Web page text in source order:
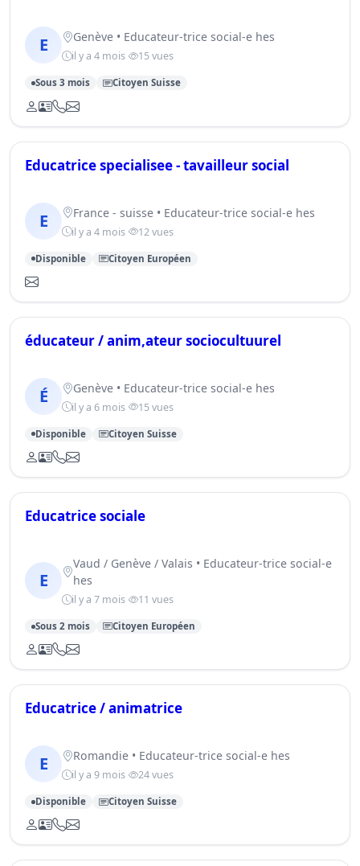
E Genève • Educateur-trice social-e hes
il y a 4 mois 15 vues
Sous 3 mois Citoyen Suisse
Educatrice specialisee - tavailleur social
E France - suisse • Educateur-trice social-e hes
il y a 4 mois 12 vues
Disponible Citoyen Européen
éducateur / anim,ateur sociocultuurel
É Genève • Educateur-trice social-e hes
il y a 6 mois 15 vues
Disponible Citoyen Suisse
Educatrice sociale
E
Vaud / Genève / Valais • Educateur-trice social-e
hes
il y a 7 mois 11 vues
Sous 2 mois Citoyen Européen
Educatrice / animatrice
E Romandie • Educateur-trice social-e hes
il y a 9 mois 24 vues
Disponible Citoyen Suisse